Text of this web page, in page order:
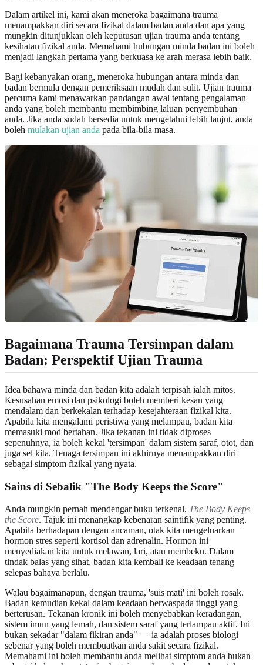
Dalam artikel ini, kami akan meneroka bagaimana trauma
menampakkan diri secara fizikal dalam badan anda dan apa yang
mungkin ditunjukkan oleh keputusan ujian trauma anda tentang
kesihatan fizikal anda. Memahami hubungan minda badan ini boleh
menjadi langkah pertama yang berkuasa ke arah merasa lebih baik.
Bagi kebanyakan orang, meneroka hubungan antara minda dan
badan bermula dengan pemeriksaan mudah dan sulit. Ujian trauma
percuma kami menawarkan pandangan awal tentang pengalaman
anda yang boleh membantu membimbing laluan penyembuhan
anda. Jika anda sudah bersedia untuk mengetahui lebih lanjut, anda
boleh mulakan ujian anda pada bila-bila masa.
Bagaimana Trauma Tersimpan dalam
Badan: Perspektif Ujian Trauma
Idea bahawa minda dan badan kita adalah terpisah ialah mitos.
Kesusahan emosi dan psikologi boleh memberi kesan yang
mendalam dan berkekalan terhadap kesejahteraan fizikal kita.
Apabila kita mengalami peristiwa yang melampau, badan kita
memasuki mod bertahan. Jika tekanan ini tidak diproses
sepenuhnya, ia boleh kekal 'tersimpan' dalam sistem saraf, otot, dan
juga sel kita. Tenaga tersimpan ini akhirnya menampakkan diri
sebagai simptom fizikal yang nyata.
Sains di Sebalik "The Body Keeps the Score"
Anda mungkin pernah mendengar buku terkenal, The Body Keeps
the Score. Tajuk ini menangkap kebenaran saintifik yang penting.
Apabila berhadapan dengan ancaman, otak kita mengeluarkan
hormon stres seperti kortisol dan adrenalin. Hormon ini
menyediakan kita untuk melawan, lari, atau membeku. Dalam
tindak balas yang sihat, badan kita kembali ke keadaan tenang
selepas bahaya berlalu.
Walau bagaimanapun, dengan trauma, 'suis mati' ini boleh rosak.
Badan kemudian kekal dalam keadaan berwaspada tinggi yang
berterusan. Tekanan kronik ini boleh menyebabkan keradangan,
sistem imun yang lemah, dan sistem saraf yang terlampau aktif. Ini
bukan sekadar "dalam fikiran anda" — ia adalah proses biologi
sebenar yang boleh membuatkan anda sakit secara fizikal.
Memahami ini boleh membantu anda melihat simptom anda bukan